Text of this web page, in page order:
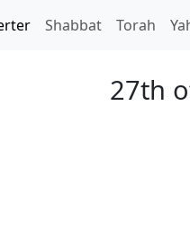
Shabbat Torah
27th